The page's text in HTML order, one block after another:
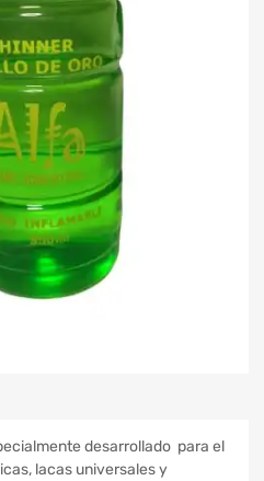
desarrollado para el
lacas universales y